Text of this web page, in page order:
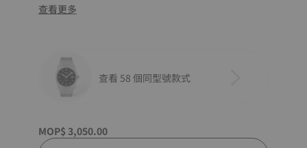
查看更多
查看 58 個同型號款式
MOP$ 3,050.00